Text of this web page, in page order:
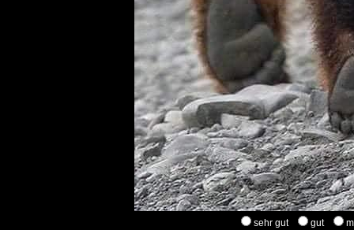
sehr gut gut